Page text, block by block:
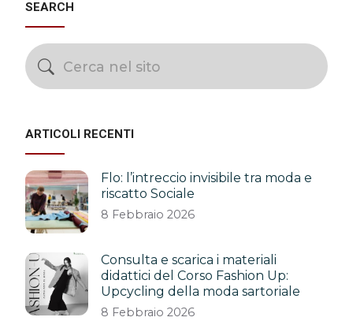
SEARCH
ARTICOLI RECENTI
Flo: l’intreccio invisibile tra moda e
riscatto Sociale
8 Febbraio 2026
Consulta e scarica i materiali
didattici del Corso Fashion Up:
Upcycling della moda sartoriale
8 Febbraio 2026